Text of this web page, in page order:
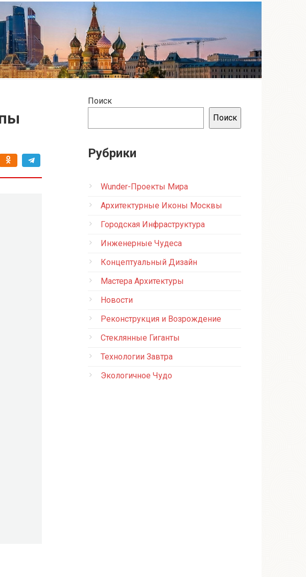
Поиск
Поиск
Рубрики
Wunder-Проекты Мира
Архитектурные Иконы Москвы
Городская Инфраструктура
Инженерные Чудеса
Концептуальный Дизайн
Мастера Архитектуры
Новости
Реконструкция и Возрождение
Стеклянные Гиганты
Технологии Завтра
Экологичное Чудо